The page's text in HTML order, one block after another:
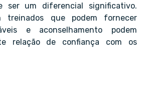
ser um diferencial significativo.
treinados que podem fornecer
e aconselhamento podem
relação de confiança com os